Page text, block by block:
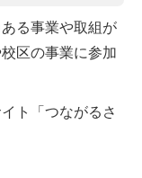
る事業や取組が
区の事業に参加
ト「つながるさ